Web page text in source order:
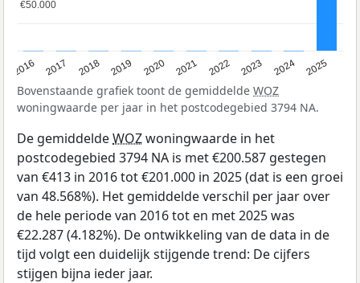
2016 2017 2018 2019 2020 2021 2022 2023 2024 2025
€50.000
€50.000
Bovenstaande grafiek toont de gemiddelde WOZ
woningwaarde per jaar in het postcodegebied 3794 NA.
De gemiddeldeWOZwoningwaarde in het
postcodegebied 3794 NA is met €200.587 gestegen
van €413 in 2016 tot €201.000 in 2025 (dat is een groei
van 48.568%). Het gemiddelde verschil per jaar over
de hele periode van 2016 tot en met 2025 was
€22.287 (4.182%). De ontwikkeling van de data in de
tijd volgt een duidelijk stijgende trend: De cijfers
stijgen bijna ieder jaar.